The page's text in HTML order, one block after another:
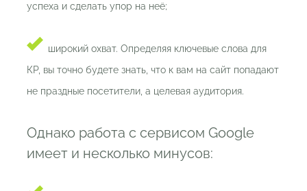
успеха и сделать упор на неё;
широкий охват. Определяя ключевые слова для
КР, вы точно будете знать, что к вам на сайт попадают
не праздные посетители, а целевая аудитория.
Однако работа с сервисом Google
имеет и несколько минусов: